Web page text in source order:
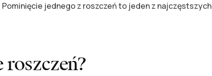
jednego z roszczeń to jeden z najczęstszych